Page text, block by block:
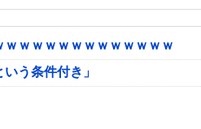
ｗｗｗｗｗｗｗｗｗｗｗｗ
う条件付き」